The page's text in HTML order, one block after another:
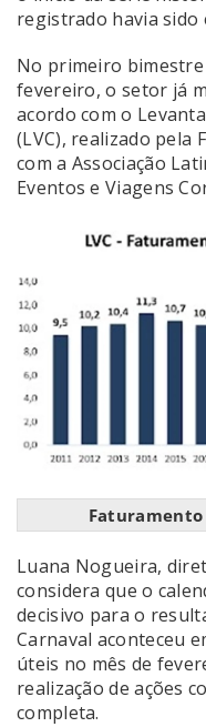
registrado havia sido
No primeiro
fevereiro, o setor já
acordo com o
(LVC), realizado pela
com a Associação
Eventos e Viagens
Luana Nogueira,
considera que o
decisivo para o
Carnaval aconteceu
úteis no mês de
realização de ações
completa.